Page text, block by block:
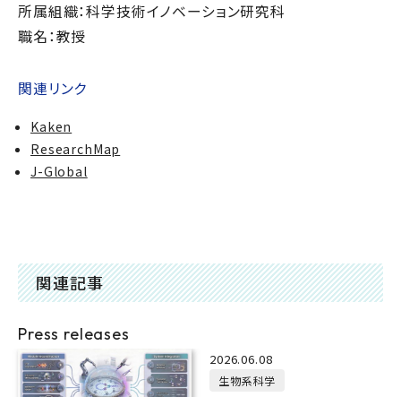
所属組織：科学技術イノベーション研究科
職名：教授
関連リンク
Kaken
ResearchMap
J-Global
関連記事
Press releases
2026.06.08
生物系科学